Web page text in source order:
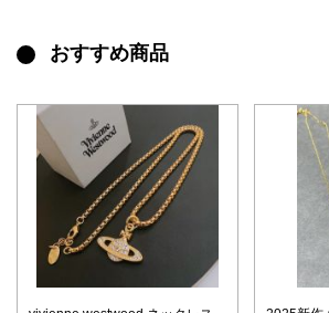
おすすめ商品